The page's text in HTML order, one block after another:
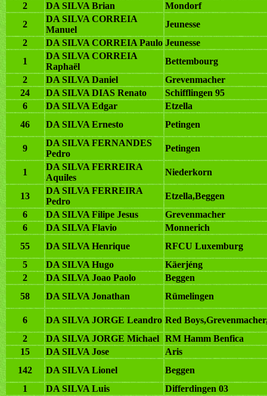
2
DA SILVA Brian
Mondorf
2
DA SILVA CORREIA
Manuel
Jeunesse
2
DA SILVA CORREIA Paulo Jeunesse
1
DA SILVA CORREIA
Raphaël
Bettembourg
2
DA SILVA Daniel
Grevenmacher
24
DA SILVA DIAS Renato
Schifflingen 95
6
DA SILVA Edgar
Etzella
46
DA SILVA Ernesto Petingen
9
DA SILVA FERNANDES
Pedro
Petingen
1
DA SILVA FERREIRA
Aquiles
Niederkorn
13
DA SILVA FERREIRA
Pedro
Etzella,Beggen
6
DA SILVA Filipe Jesus
Grevenmacher
6
DA SILVA Flavio
Monnerich
55
DA SILVA Henrique
RFCU Luxemburg
5
DA SILVA Hugo
Käerjéng
2
DA SILVA Joao Paolo
Beggen
58
DA SILVA Jonathan Rümelingen
6 DA SILVA JORGE Leandro Red
2
DA SILVA JORGE Michael RM Hamm Benfica
15
DA SILVA Jose
Aris
142
DA SILVA Lionel
Beggen
1
DA SILVA Luis
Differdingen 03